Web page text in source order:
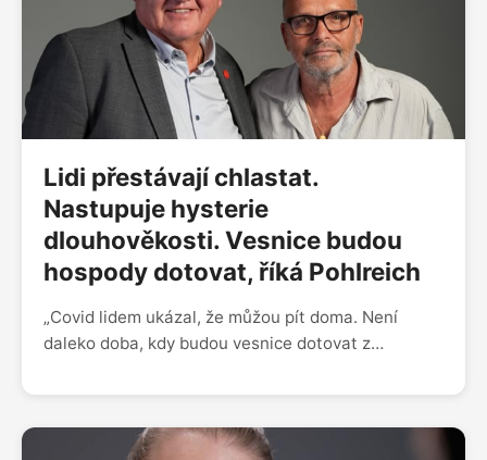
krok dávají smysl farma-trhy, dostala jsem
informaci, že v Číně se 50 % léčiv na rakovinu
padělá, Viagra je nejpadělanější léčivo. V Česku se
máme fakt hezky, máme tady bezpečno. Nadáváme
na regulace, ale právě ty nás dost zachránily před
fentanylovou krizí,“ dodává.
Lidi přestávají chlastat.
Nastupuje hysterie
dlouhověkosti. Vesnice budou
hospody dotovat, říká Pohlreich
„Covid lidem ukázal, že můžou pít doma. Není
daleko doba, kdy budou vesnice dotovat z
jenom doma. Jsem nepřítel toho, když stát něco
kohokoli kdykoli nechat prodávat alkohol,“ říká